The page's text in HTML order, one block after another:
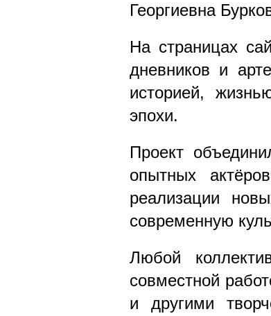
Георгиевна
На страницах
дневников и
историей,
эпохи.
Проект
опытных
реализации
современную
Любой
совместной
и другими